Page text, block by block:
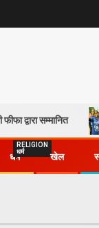
सम्मानित ये
धर्म
RELIGION
धर्म
खेल